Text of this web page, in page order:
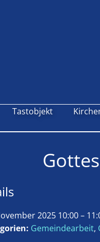
Tastobjekt
2025 10:00–
Gemeindearbeit,